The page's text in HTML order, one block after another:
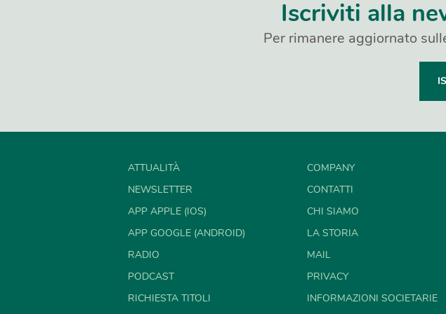
Iscriviti alla
Per rimanere aggiornato
ATTUALITÀ
NEWSLETTER
APP APPLE (IOS)
APP GOOGLE (ANDROID)
RADIO
PODCAST
RICHIESTA TITOLI
COMPANY
CONTATTI
CHI SIAMO
LA STORIA
MAIL
PRIVACY
INFORMAZIONI SOCIETARIE